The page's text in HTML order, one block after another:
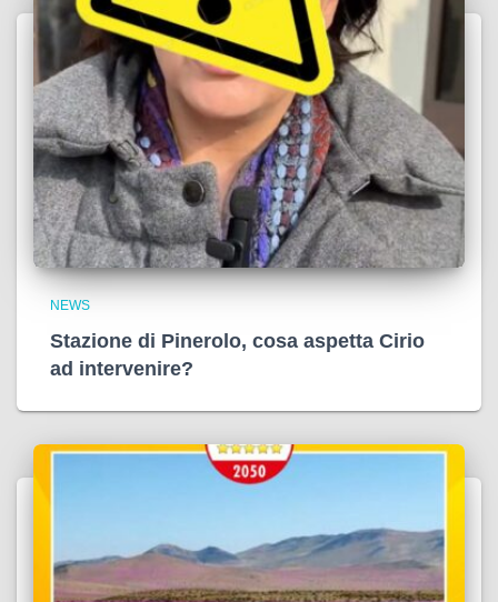
NEWS
Stazione di Pinerolo, cosa aspetta Cirio
ad intervenire?